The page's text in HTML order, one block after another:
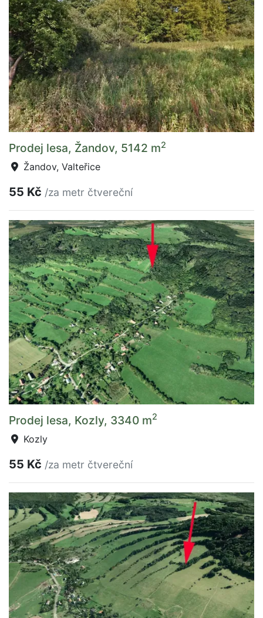
Prodej lesa, Žandov, 5142 m2
Žandov, Valteřice
55 Kč /za metr čtvereční
Prodej lesa, Kozly, 3340 m2
Kozly
55 Kč /za metr čtvereční